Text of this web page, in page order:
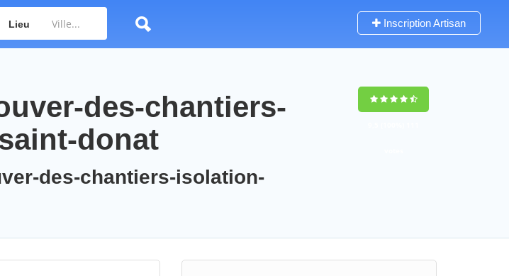
Lieu Inscription Artisan
des-chantiers-
donat
des-chantiers-isolation-